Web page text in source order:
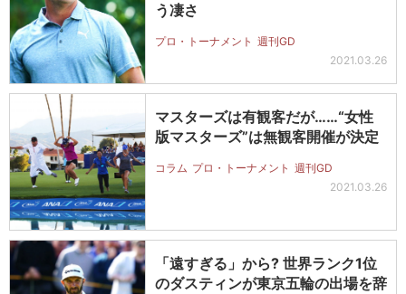
う凄さ
プロ・トーナメント 週刊GD
2021.03.26
マスターズは有観客だが……“女性
版マスターズ”は無観客開催が決定
コラム プロ・トーナメント 週刊GD
2021.03.26
「遠すぎる」から? 世界ランク1位
のダスティンが東京五輪の出場を辞